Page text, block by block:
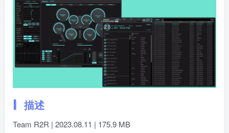
描述
Team R2R | 2023.08.11 | 175.9 MB